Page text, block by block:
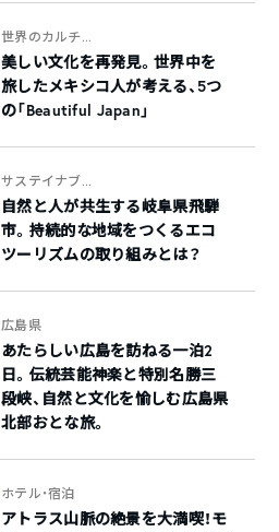
世界のカルチ...
美しい文化を再発見。世界中を
旅したメキシコ人が考える、5つ
の「Beautiful Japan」
サステイナブ...
自然と人が共生する岐阜県飛騨
市。持続的な地域をつくるエコ
ツーリズムの取り組みとは？
広島県
あたらしい広島を訪ねる一泊2
日。伝統芸能神楽と特別名勝三
段峡、自然と文化を愉しむ広島県
北部おとな旅。
ホテル・宿泊
アトラス山脈の絶景を大満喫！モ